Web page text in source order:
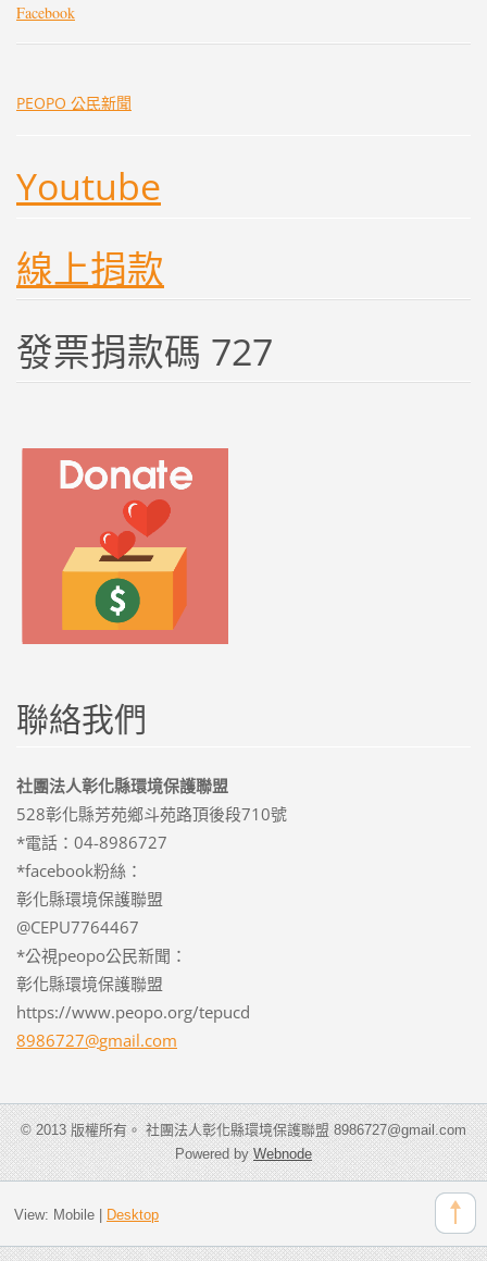
Facebook
PEOPO 公民新聞
Youtube
線上捐款
發票捐款碼 727
聯絡我們
社團法人彰化縣環境保護聯盟
528彰化縣芳苑鄉斗苑路頂後段710號
*電話：04-8986727
*facebook粉絲：
彰化縣環境保護聯盟
@CEPU7764467
*公視peopo公民新聞：
彰化縣環境保護聯盟
https://www.peopo.org/tepucd
8986727@gmail.com
© 2013 版權所有。 社團法人彰化縣環境保護聯盟 8986727@gmail.com
Powered byWebnode
View: Mobile| Desktop